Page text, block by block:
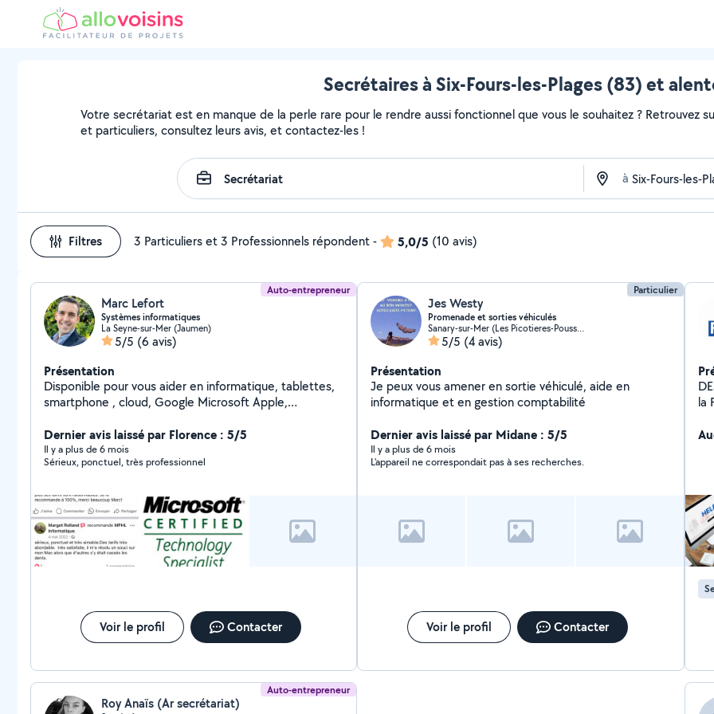
Secrétaires à Six-Fours-les-Plages (83) et
Votre secrétariat est en manque de la perle rare pour le rendre aussi fonctionnel que vous le souhaitez ? Retrouvez
et particuliers, consultez leurs avis, et contactez-les !
à
Filtres 3 Particuliers et 3 Professionnels répondent- 5,0/5 (10 avis)
Auto-entrepreneur
Marc Lefort
Systèmes informatiques
La Seyne-sur-Mer (Jaumen)
5/5 (6 avis)
Présentation
Disponible pour vous aider en informatique, tablettes,
smartphone , cloud, Google Microsoft Apple,
Dernier avis laissé par Florence : 5/5
Il y a plus de 6 mois
Sérieux, ponctuel, très professionnel
Voir le profil Contacter
Particulier
Jes Westy
Promenade et sorties véhiculés
Sanary-sur-Mer (Les Picotieres-Poussaraque-La Milhiere)
5/5 (4 avis)
Présentation
Je peux vous amener en sortie véhiculé, aide en
informatique et en gestion comptabilité
Dernier avis laissé par Midane : 5/5
Il y a plus de 6 mois
L'appareil ne correspondait pas à ses recherches.
Voir le profil Contacter
la
publics
Auto-entrepreneur
Roy Anaïs (Ar secrétariat)